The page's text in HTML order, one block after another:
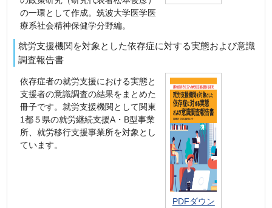
の一環として作成。筑波大学医学医
療系社会精神保健学分野編。
就労支援機関を対象とした依存症に対する実態および意識
調査報告書
依存症者の就労支援における実態と
支援者の意識調査の結果をまとめた
冊子です。就労支援機関として関東
1都５県の就労継続支援A・B型事業
所、就労移行支援事業所を対象とし
ています。
PDFダウン